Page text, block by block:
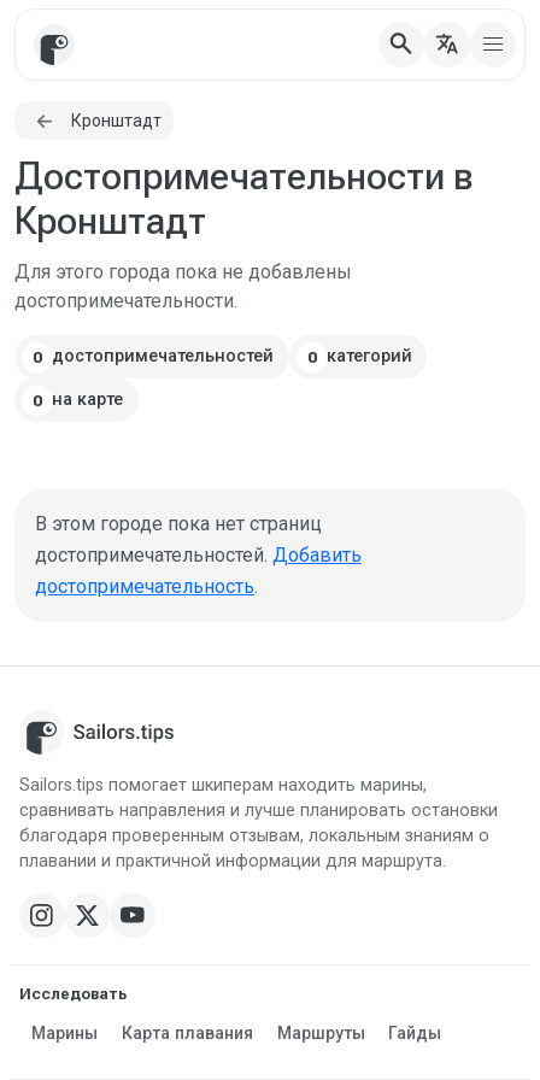
search translate
Кронштадт
Достопримечательности в
Кронштадт
Для этого города пока не добавлены
достопримечательности.
0 достопримечательностей 0 категорий
0 на карте
В этом городе пока нет страниц
достопримечательностей. Добавить
достопримечательность.
Sailors.tips помогает шкиперам находить марины,
сравнивать направления и лучше планировать остановки
благодаря проверенным отзывам, локальным знаниям о
плавании и практичной информации для маршрута.
Исследовать
Марины Карта плавания Маршруты Гайды